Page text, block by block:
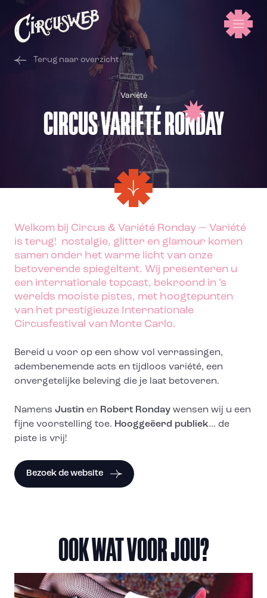
Terug naar overzicht
Variété
CIRCUS VARIÉTÉ RONDAY
Welkom bij Circus & Variété Ronday — Variété
is terug! nostalgie, glitter en glamour komen
samen onder het warme licht van onze
betoverende spiegeltent. Wij presenteren u
een internationale topcast, bekroond in ’s
werelds mooiste pistes, met hoogtepunten
van het prestigieuze Internationale
Circusfestival van Monte Carlo.
Bereid u voor op een show vol verrassingen,
adembenemende acts en tijdloos variété, een
onvergetelijke beleving die je laat betoveren.
Namens Justin en Robert Ronday wensen wij u een
fijne voorstelling toe. Hooggeëerd publiek… de
piste is vrij!
Bezoek de website
OOK WAT VOOR JOU?